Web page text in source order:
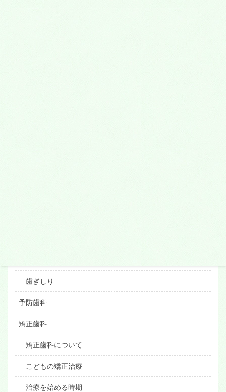
歯ぎしり
予防歯科
矯正歯科
矯正歯科について
こどもの矯正治療
治療を始める時期